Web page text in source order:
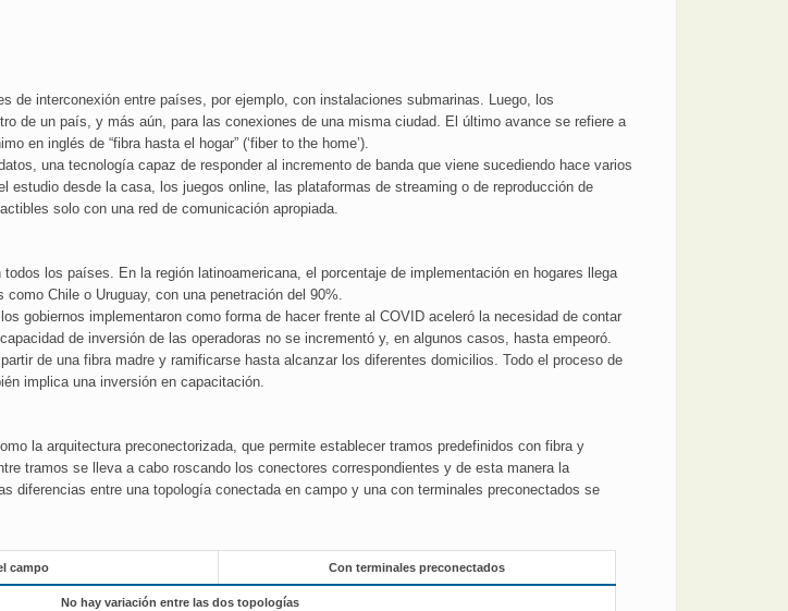
de interconexión entre países, por ejemplo, con instalaciones submarinas. Luego, los
de un país, y más aún, para las conexiones de una misma ciudad. El último avance se refiere a
en inglés de “fibra hasta el hogar” (‘fiber to the home’).
una tecnología capaz de responder al incremento de banda que viene sucediendo hace varios
desde la casa, los juegos online, las plataformas de streaming o de reproducción de
solo con una red de comunicación apropiada.
los países. En la región latinoamericana, el porcentaje de implementación en hogares llega
Chile o Uruguay, con una penetración del 90%.
gobiernos implementaron como forma de hacer frente al COVID aceleró la necesidad de contar
de inversión de las operadoras no se incrementó y, en algunos casos, hasta empeoró.
de una fibra madre y ramificarse hasta alcanzar los diferentes domicilios. Todo el proceso de
implica una inversión en capacitación.
la arquitectura preconectorizada, que permite establecer tramos predefinidos con fibra y
tramos se lleva a cabo roscando los conectores correspondientes y de esta manera la
diferencias entre una topología conectada en campo y una con terminales preconectados se
campo Con terminales preconectados
No hay variación entre las dos topologías